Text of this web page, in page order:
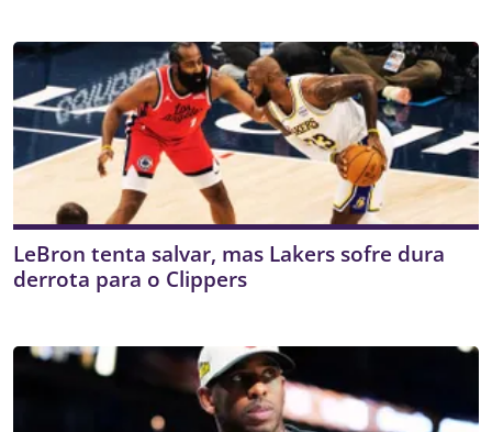
LeBron tenta salvar, mas Lakers sofre dura
derrota para o Clippers